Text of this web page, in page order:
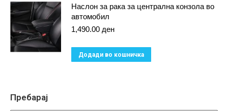
Наслон за рака за централна конзола во
автомобил
1,490.00 ден
Додади во кошничка
Пребарај